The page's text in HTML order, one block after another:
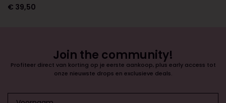
€ 39,50
Join the community!
Profiteer direct van korting op je eerste aankoop, plus early access tot
onze nieuwste drops en exclusieve deals.